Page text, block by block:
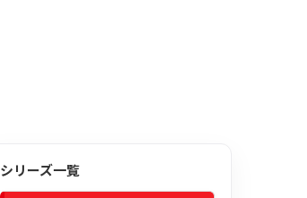
シリーズ一覧